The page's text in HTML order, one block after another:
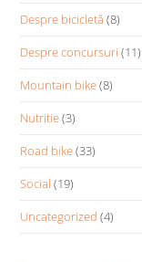
Despre bicicletă (8)
Despre concursuri (11)
Mountain bike(8)
Nutritie(3)
Road bike(33)
Social (19)
Uncategorized (4)